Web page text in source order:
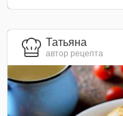
Татьяна
автор рецепта